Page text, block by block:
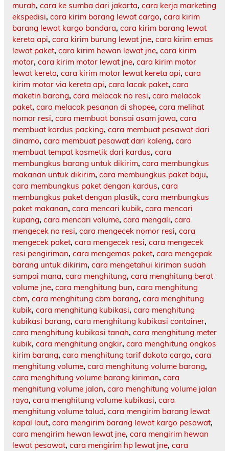
murah, cara ke sumba dari jakarta, cara kerja marketing
ekspedisi, cara kirim barang lewat cargo, cara kirim
barang lewat kargo bandara, cara kirim barang lewat
kereta api, cara kirim burung lewat jne, cara kirim emas
lewat paket, cara kirim hewan lewat jne, cara kirim
motor, cara kirim motor lewat jne, cara kirim motor
lewat kereta, cara kirim motor lewat kereta api, cara
kirim motor via kereta api, cara lacak paket, cara
maketin barang, cara melacak no resi, cara melacak
paket, cara melacak pesanan di shopee, cara melihat
nomor resi, cara membuat bonsai asam jawa, cara
membuat kardus packing, cara membuat pesawat dari
dinamo, cara membuat pesawat dari kaleng, cara
membuat tempat kosmetik dari kardus, cara
membungkus barang untuk dikirim, cara membungkus
makanan untuk dikirim, cara membungkus paket baju,
cara membungkus paket dengan kardus, cara
membungkus paket dengan plastik, cara membungkus
paket makanan, cara mencari kubik, cara mencari
kupang, cara mencari volume, cara mengali, cara
mengecek no resi, cara mengecek nomor resi, cara
mengecek paket, cara mengecek resi, cara mengecek
resi pengiriman, cara mengemas paket, cara mengepak
barang untuk dikirim, cara mengetahui kiriman sudah
sampai mana, cara menghitung, cara menghitung berat
volume jne, cara menghitung bun, cara menghitung
cbm, cara menghitung cbm barang, cara menghitung
kubik, cara menghitung kubikasi, cara menghitung
kubikasi barang, cara menghitung kubikasi container,
cara menghitung kubikasi tanah, cara menghitung meter
kubik, cara menghitung ongkir, cara menghitung ongkos
kirim barang, cara menghitung tarif dakota cargo, cara
menghitung volume, cara menghitung volume barang,
cara menghitung volume barang kiriman, cara
menghitung volume jalan, cara menghitung volume jalan
raya, cara menghitung volume kubikasi, cara
menghitung volume talud, cara mengirim barang lewat
kapal laut, cara mengirim barang lewat kargo pesawat,
cara mengirim hewan lewat jne, cara mengirim hewan
lewat pesawat, cara mengirim hp lewat jne, cara